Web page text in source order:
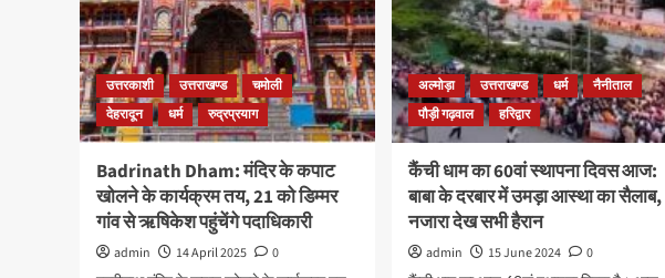
उत्तरकाशी उत्तराखण्ड
चमोली
देहरादून
धर्म रुद्रप्रयाग
Badrinath Dham: मंदिर के कपाट
खोलने के कार्यक्रम तय, 21 को डिम्मर
गांव से ऋषिकेश पहुंचेंगे पदाधिकारी
admin 14 April 2025
0
अल्मोड़ा उत्तराखण्ड धर्म
नैनीताल
पौड़ी गढ़वाल
हरिद्वार
कैंची धाम का 60वां स्थापना दिवस आज:
बाबा के दरबार में उमड़ा आस्था का सैलाब,
नजारा देख सभी हैरान
admin 15 June 2024
0